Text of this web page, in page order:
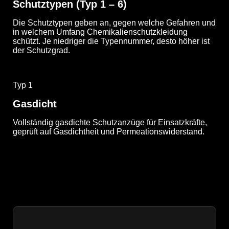
Schutztypen (Typ 1 – 6)
Die Schutztypen geben an, gegen welche Gefahren und
in welchem Umfang Chemikalienschutzkleidung
schützt. Je niedriger die Typennummer, desto höher ist
der Schutzgrad.
Typ 1
Gasdicht
Vollständig gasdichte Schutzanzüge für Einsatzkräfte,
geprüft auf Gasdichtheit und Permeationswiderstand.